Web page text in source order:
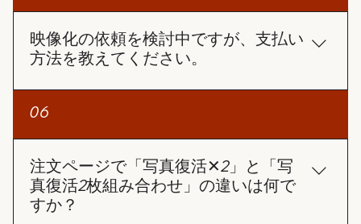
可】の選択項目があります。 この項目にチェックを
入れない限り、お客様の動画が当社のSNSで使用さ
れることは一切ありません。
映像化の依頼を検討中ですが、支払い
方法を教えてください。
お支払い方法についてですが、クレジットカードの
備中です。
06
注文ページで「写真復活✕2」と「写
真復活2枚組み合わせ」の違いは何で
すか？